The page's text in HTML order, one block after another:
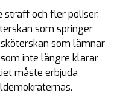
straff och fler poliser.
som springer
som lämnar
inte längre klarar
måste erbjuda